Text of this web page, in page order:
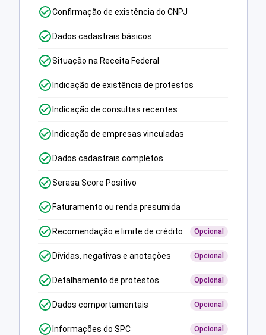
Confirmação de existência do CNPJ
Dados cadastrais básicos
Situação na Receita Federal
Indicação de existência de protestos
Indicação de consultas recentes
Indicação de empresas vinculadas
Dados cadastrais completos
Serasa Score Positivo
Faturamento ou renda presumida
Recomendação e limite de crédito Opcional
Dívidas, negativas e anotações Opcional
Detalhamento de protestos Opcional
Dados comportamentais Opcional
Informações do SPC Opcional